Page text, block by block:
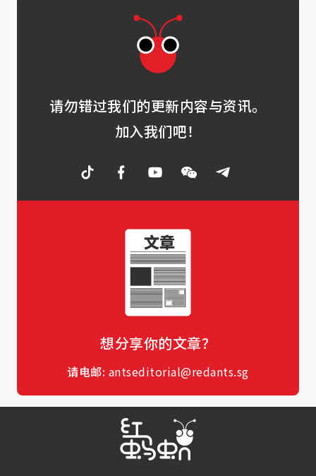
请勿错过我们的更新内容与资讯。
加入我们吧！
想分享你的文章？
请电邮: antseditorial@redants.sg